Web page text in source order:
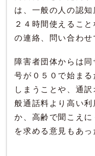
は、一般の人の認
２４時間使えるこ
の連絡、問い合わせ
障害者団体からは
号が０５０で始ま
しまうことや、通
般通話料より高い
か、高齢で聞こえ
を求める意見もあっ